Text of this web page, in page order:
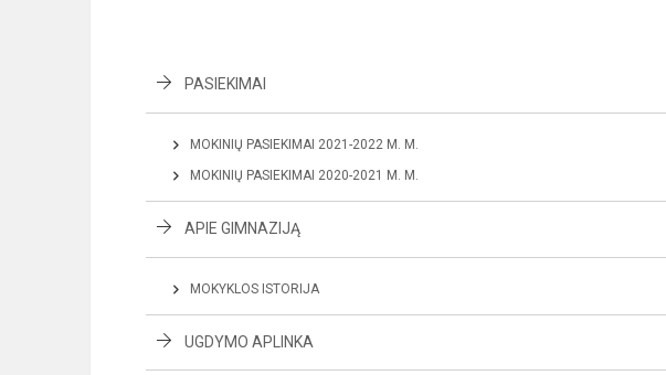
PASIEKIMAI
MOKINIŲ PASIEKIMAI 2021-2022 M. M.
MOKINIŲ PASIEKIMAI 2020-2021 M. M.
APIE GIMNAZIJĄ
MOKYKLOS ISTORIJA
UGDYMO APLINKA